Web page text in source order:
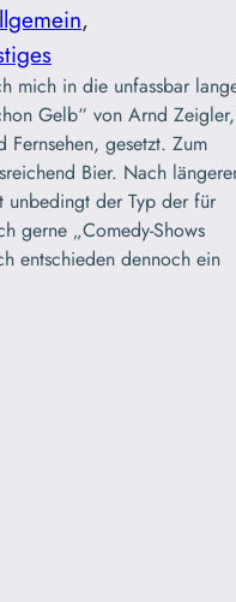
mich in die unfassbar
Gelb“ von Arnd Zeigler,
Fernsehen, gesetzt. Zum
Bier. Nach
unbedingt der Typ der für
gerne „Comedy-Shows
entschieden dennoch ein